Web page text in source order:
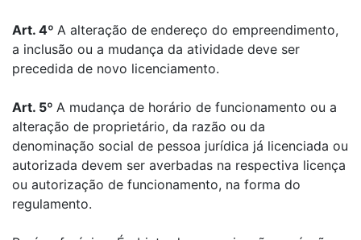
Art. 4º A alteração de endereço do empreendimento,
a inclusão ou a mudança da atividade deve ser
precedida de novo licenciamento.
Art. 5º A mudança de horário de funcionamento ou a
alteração de proprietário, da razão ou da
denominação social de pessoa jurídica já licenciada ou
autorizada devem ser averbadas na respectiva licença
ou autorização de funcionamento, na forma do
regulamento.